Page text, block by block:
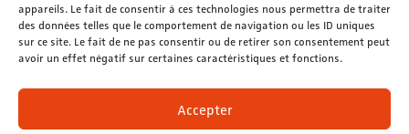
appareils. Le fait de consentir à ces technologies nous permettra de traiter
des données telles que le comportement de navigation ou les ID uniques
sur ce site. Le fait de ne pas consentir ou de retirer son consentement peut
avoir un effet négatif sur certaines caractéristiques et fonctions.
Accepter
04 77 32 32 01